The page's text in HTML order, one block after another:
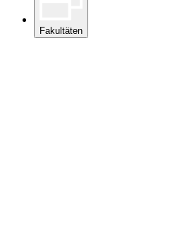
Fakultäten